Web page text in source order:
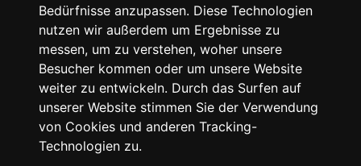
Bedürfnisse anzupassen. Diese Technologien
nutzen wir außerdem um Ergebnisse zu
messen, um zu verstehen, woher unsere
Besucher kommen oder um unsere Website
weiter zu entwickeln. Durch das Surfen auf
unserer Website stimmen Sie der Verwendung
von Cookies und anderen Tracking-
Technologien zu.